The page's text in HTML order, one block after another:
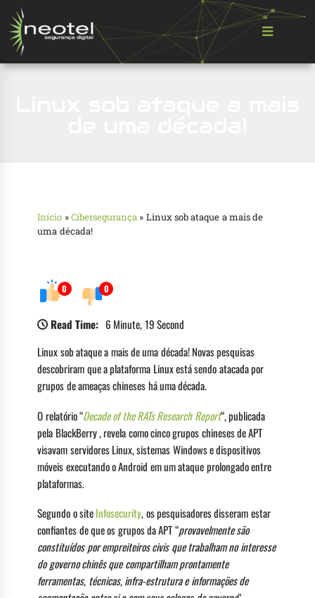
Início »Cibersegurança » Linux sob ataque a mais de
uma década!
0 0
Read Time: 6 Minute, 19 Second
Linux sob ataque a mais de uma década! Novas pesquisas
descobriram que a plataforma Linux está sendo atacada por
grupos de ameaças chineses há uma década.
O relatório “Decade of the RATs Research Report“, publicada
pela BlackBerry , revela como cinco grupos chineses de APT
visavam servidores Linux, sistemas Windows e dispositivos
móveis executando o Android em um ataque prolongado entre
plataformas.
Segundo o siteInfosecurity, os pesquisadores disseram estar
confiantes de que os grupos da APT “provavelmente são
constituídos por empreiteiros civis que trabalham no interesse
do governo chinês que compartilham prontamente
ferramentas, técnicas, infra-estrutura e informações de